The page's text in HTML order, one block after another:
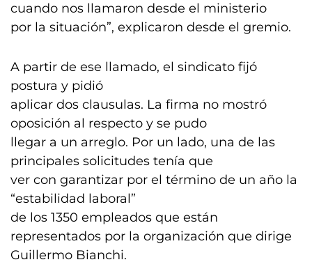
cuando nos llamaron desde el ministerio
por la situación”, explicaron desde el gremio.
A partir de ese llamado, el sindicato fijó
postura y pidió
aplicar dos clausulas. La firma no mostró
oposición al respecto y se pudo
llegar a un arreglo. Por un lado, una de las
principales solicitudes tenía que
ver con garantizar por el término de un año la
“estabilidad laboral”
de los 1350 empleados que están
representados por la organización que dirige
Guillermo Bianchi.